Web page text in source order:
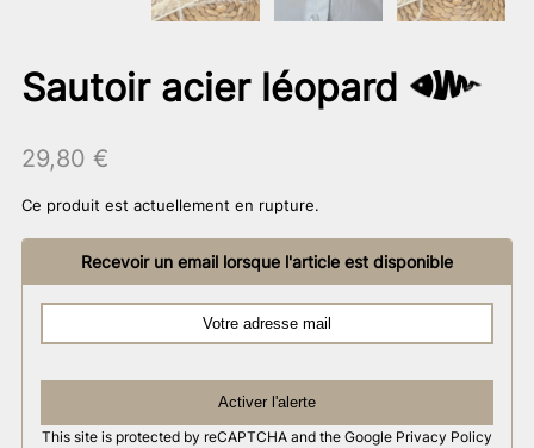
Sautoir acier léopard
29,80 €
Ce produit est actuellement en rupture.
Recevoir un email lorsque l'article est disponible
Activer l'alerte
This site is protected by reCAPTCHA and the Google Privacy Policy